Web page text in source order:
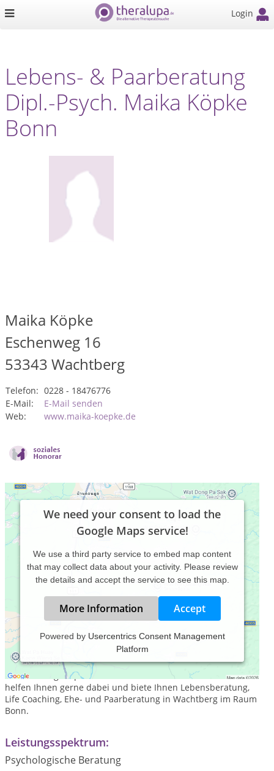
Login
Lebens- & Paarberatung
Dipl.-Psych. Maika Köpke
Bonn
Maika Köpke
Eschenweg 16
53343 Wachtberg
Telefon: 0228 - 18476776
E-Mail:
E-Mail senden
Web:
www.maika-koepke.de
We need your consent to load the
Google Maps service!
We use a third party service to embed map content
that may collect data about your activity. Please review
the details and accept the service to see this map.
More Information Accept
Powered by Usercentrics Consent Management
Platform
Sie wollen endlich lernen, mit einer belastenden Situation
oder einem Konflikt besser umzugehen? Sie wünschen sich
Veränderung im privaten oder beruflichen Bereich? Ich
helfen Ihnen gerne dabei und biete Ihnen Lebensberatung,
Life Coaching, Ehe- und Paarberatung in Wachtberg im Raum
Bonn.
Leistungsspektrum:
Psychologische Beratung